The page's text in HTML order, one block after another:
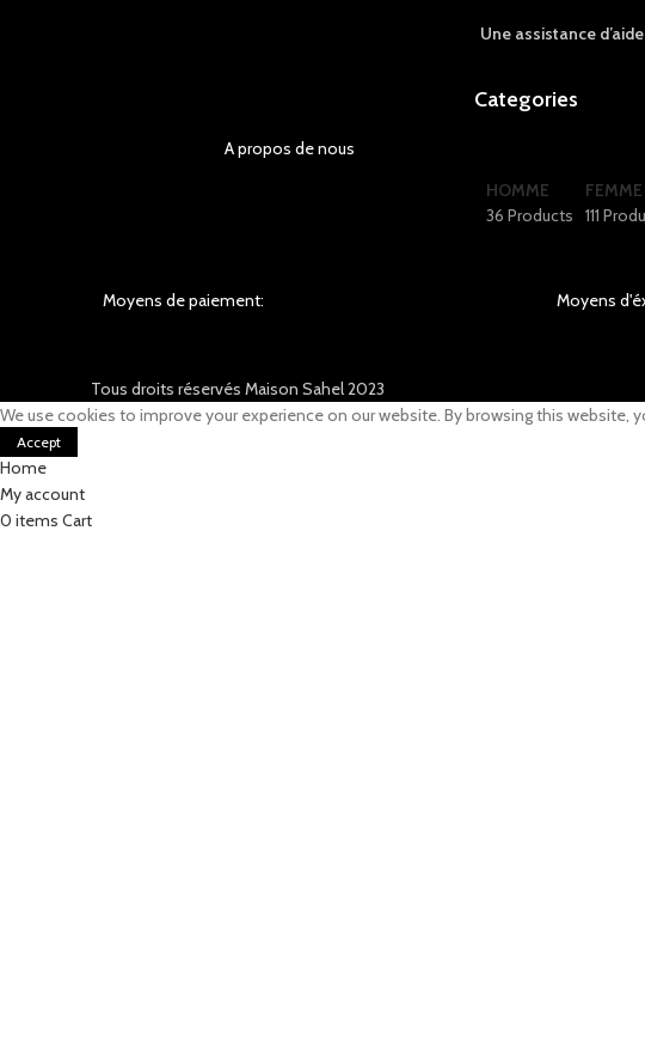
Une assistance
A propos de nous
Categories
HOMME
36 Products
FEMME
111
Moyens de paiement: Moyens
Tous droits réservés Maison Sahel 2023
We use cookies to improve your experience on our website. By browsing this website,
Accept
Home
My account
0 items Cart